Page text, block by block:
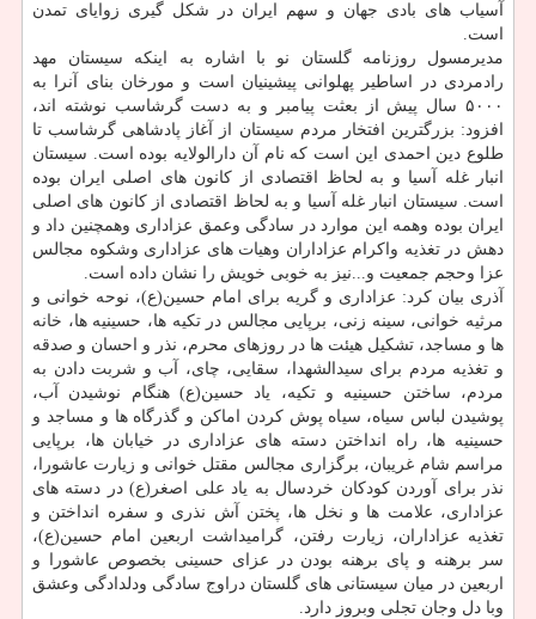
آسیاب های بادی جهان و سهم ایران در شكل گیری زوایای تمدن
است.
مدیرمسول روزنامه گلستان نو با اشاره به اینكه سیستان مهد
رادمردی در اساطیر پهلوانی پیشینیان است و مورخان بنای آنرا به
۵۰۰۰ سال پیش از بعثت پیامبر و به دست گرشاسب نوشته اند،
افزود: بزرگترین افتخار مردم سیستان از آغاز پادشاهی گرشاسب تا
طلوع دین احمدی این است كه نام آن دارالولایه بوده است. سیستان
انبار غله آسیا و به لحاظ اقتصادی از كانون های اصلی ایران بوده
است. سیستان انبار غله آسیا و به لحاظ اقتصادی از كانون های اصلی
ایران بوده وهمه این موارد در سادگی وعمق عزاداری وهمچنین داد و
دهش در تغذیه واكرام عزاداران وهیات های عزاداری وشكوه مجالس
عزا وحجم جمعیت و...نیز به خوبی خویش را نشان داده است.
آذری بیان كرد: عزاداری و گریه برای امام حسین(ع)، نوحه خوانی و
مرثیه خوانی، سینه زنی، برپایی مجالس در تكیه ها، حسینیه ها، خانه
ها و مساجد، تشكیل هیئت ها در روزهای محرم، نذر و احسان و صدقه
و تغذیه مردم برای سیدالشهدا، سقایی، چای، آب و شربت دادن به
مردم، ساختن حسینیه و تكیه، یاد حسین(ع) هنگام نوشیدن آب،
پوشیدن لباس سیاه، سیاه پوش كردن اماكن و گذرگاه ها و مساجد و
حسینیه ها، راه انداختن دسته های عزاداری در خیابان ها، برپایی
مراسم شام غریبان، برگزاری مجالس مقتل خوانی و زیارت عاشورا،
نذر برای آوردن كودكان خردسال به یاد علی اصغر(ع) در دسته های
عزاداری، علامت ها و نخل ها، پختن آش نذری و سفره انداختن و
تغذیه عزاداران، زیارت رفتن، گرامیداشت اربعین امام حسین(ع)،
سر برهنه و پای برهنه بودن در عزای حسینی بخصوص عاشورا و
اربعین در میان سیستانی های گلستان دراوج سادگی ودلدادگی وعشق
وبا دل وجان تجلی وبروز دارد.